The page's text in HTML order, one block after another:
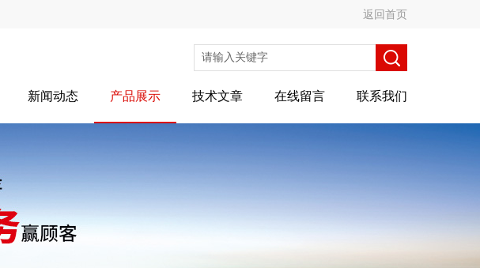
返回首页
新闻动态 产品展示 技术文章 在线留言 联系我们